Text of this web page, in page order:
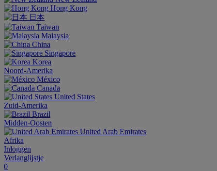
Hong Kong
日本
Taiwan
Malaysia
China
Singapore
Korea
Noord-Amerika
México
Canada
United States
Zuid-Amerika
Brazil
Midden-Oosten
United Arab Emirates
Afrika
Inloggen
Verlanglijstje
0